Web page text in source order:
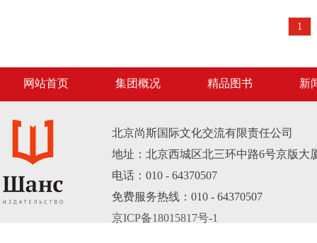
1
网站首页 集团概况 精品图书 新
北京尚斯国际文化交流有限责任公司
地址：北京西城区北三环中路6号京版大
电话：010 - 64370507
免费服务热线：010 - 64370507
京ICP备18015817号-1